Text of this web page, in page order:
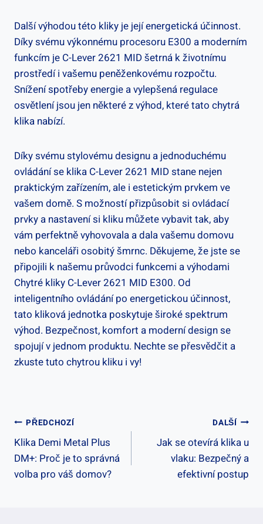
Další‌ výhodou této kliky je její energetická účinnost.
Díky svému výkonnému​ procesoru ‍E300 a moderním
funkcím je C-Lever 2621 MID šetrná k životnímu
prostředí i vašemu peněženkovému rozpočtu.⁢
Snížení spotřeby energie a vylepšená regulace
osvětlení jsou jen některé z výhod, které tato chytrá
klika nabízí.
Díky svému stylovému designu a ⁢jednoduchému
ovládání se klika C-Lever 2621 MID stane ⁣nejen
‌praktickým zařízením, ale i estetickým‍ prvkem ve⁢
vašem domě. S možností přizpůsobit si ovládací
prvky a nastavení si kliku můžete vybavit ⁤tak,⁤ aby
vám perfektně vyhovovala a dala vašemu domovu
nebo kanceláři osobitý ‌šmrnc. Děkujeme, že jste se
připojili ⁢k ​našemu průvodci funkcemi a výhodami
Chytré kliky C-Lever 2621 ⁣MID E300. Od
inteligentního ovládání po energetickou účinnost,
tato kliková jednotka poskytuje široké​ spektrum
výhod. Bezpečnost, ⁢komfort a moderní design se
spojují v jednom produktu. ⁣Nechte se přesvědčit a
zkuste tuto chytrou kliku i vy!
Navigace
Pro
Příspěvek
PŘEDCHOZÍ
Klika Demi Metal Plus
DM+: Proč je to správná
volba pro váš domov?
DALŠÍ
Jak se otevírá klika u
vlaku: Bezpečný a
efektivní postup